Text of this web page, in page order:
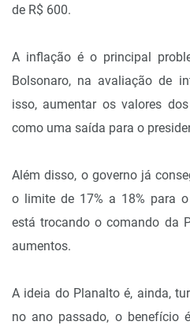
de R$ 600.
A inflação é o principal
Bolsonaro, na avaliação de
isso, aumentar os valores
como uma saída para o
Além disso, o governo já
o limite de 17% a 18% para
está trocando o comando da
aumentos.
A ideia do Planalto é, ainda,
no ano passado, o benefício